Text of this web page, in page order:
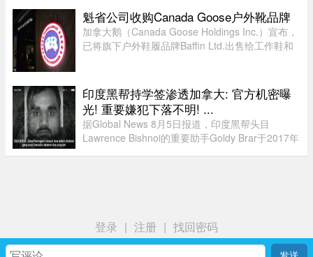
因，也不确定是否涉及武器。警方发言人Flor ...
魁省公司收购Canada Goose户外靴品牌
加拿大鹅（Canada Goose Holdings Inc.）宣布，
已将旗下户外鞋履品牌Baffin Ltd.出售给工作鞋和
旨在简化运营模式，将更 ...
印度黑帮持学签渗透加拿大: 官方机密曝
光! 重要嫌犯下落不明! ...
据Global News 8月5日报道，印度黑帮头目
Lawrence Bishnoi的重要助手Goldy Brar于2017年
登录 | 注册 | 找回密码